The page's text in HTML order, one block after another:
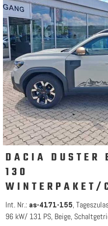
DACIA DUSTER
130
Int. Nr.: as-4171-155
96 kW/ 131 PS Beige